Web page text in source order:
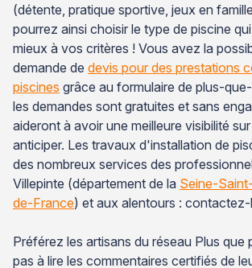
(détente, pratique sportive, jeux en
pourrez ainsi choisir le type de piscine
mieux à vos critères ! Vous avez la
demande de devis pour des prestations
piscines grâce au formulaire de plus-
les demandes sont gratuites et sans
aideront à avoir une meilleure visibilité
anticiper. Les travaux d'installation de
des nombreux services des
Villepinte (département de la Seine-
de-France) et aux alentours : contactez-
Préférez les artisans du réseau Plus que
pas à lire les commentaires certifiés de